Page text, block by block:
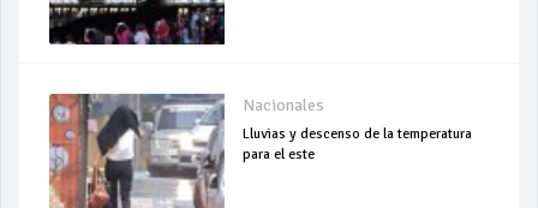
Nacionales
Lluvias y descenso de la temperatura
para el este